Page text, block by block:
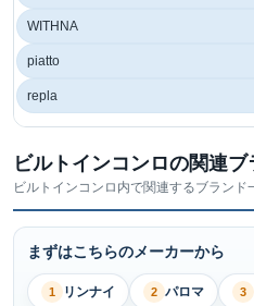
WITHNA
piatto
repla
ビルトインコンロの関連ブ
ビルトインコンロ内で関連するブランド
まずはこちらのメーカーから
1 リンナイ 2 パロマ 3